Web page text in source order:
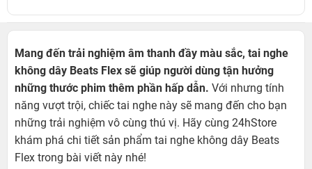
Mang đến trải nghiệm âm thanh đầy màu sắc, tai nghe
không dây Beats Flex sẽ giúp người dùng tận hưởng
những thước phim thêm phần hấp dẫn. Với nhưng tính
năng vượt trội, chiếc tai nghe này sẽ mang đến cho bạn
những trải nghiệm vô cùng thú vị. Hãy cùng 24hStore
khám phá chi tiết sản phẩm tai nghe không dây Beats
Flex trong bài viết này nhé!